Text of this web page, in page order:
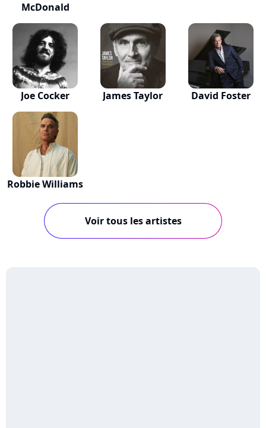
McDonald
Joe Cocker James Taylor David Foster
Robbie Williams
Voir tous les artistes